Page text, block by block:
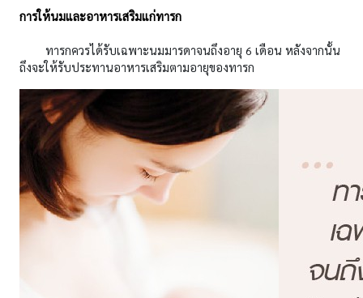
การให้นมและอาหารเสริมแก่ทารก
ทารกควรได้รับเฉพาะนมมารดาจนถึงอายุ 6 เดือน หลังจากนั้น
ถึงจะให้รับประทานอาหารเสริมตามอายุของทารก